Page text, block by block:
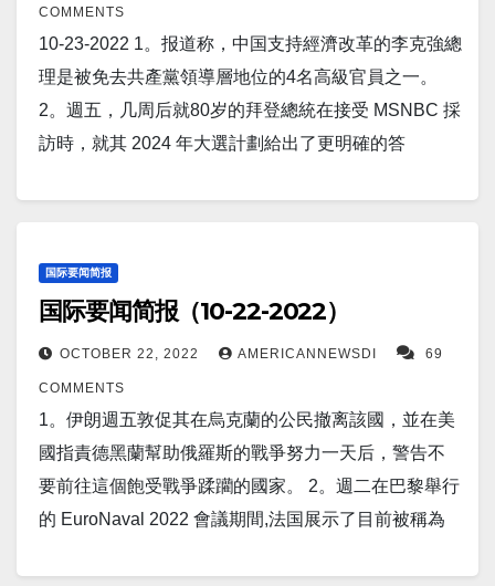
世界疫情 昨日印度新增新冠患者1,046人. 日本新增
22,341人； 中国新增7,638人。 俄罗斯昨日新增新冠
患者5,721人。 以下为华人服务广告区： 衷心感谢大
家的支持！ 顾震帝 2022年11月2日。
相當於約2 億板英尺，以應對需求放緩。 14。UCF 機
械與航空航天工程系副教授 Ranajay Ghosh 和一個團
隊發現，使用月球風化層（月球表面的灰塵和鬆散岩
石）製成的 3D 打印磚能夠承受月球的極端條件。 他
現。 15。美國股市在交易中途大多走高，道瓊斯指數
32,160.81 點，而納斯達克指數下跌 0.18% 至
11,179.07 點。 標準普爾 500 指數也上漲 0.52% 至
28,704人。新增死亡人数415人。 康州新增新冠感染
484人，新增死24人 17。世界疫情 昨日印度新增新冠
患者830人. 日本新增47,706人； 中国新增6,435人。
俄罗斯昨日新增新冠患者6,511人。 以下为华人服务广
告区： 衷心感谢大家的支持！ 顾震帝 2022年10月27
日。
燒殆盡。 10。俄羅斯前外交官鮑里斯·邦達列夫在周日
發表的一次採訪中表示，俄羅斯總統弗拉基米爾·普京
的“運氣已經結束”。邦達列夫於 5 月因俄羅斯入侵東歐
國家而辭去了俄羅斯駐聯合國代表團的職務，並在辭
職信中表示，這場戰爭“不僅是對烏克蘭人民的犯罪，
頓必須帶頭，盟國才會效仿。 12。报道称，一種製造
高性能磁鐵的新方法可以最大限度地減少我們對稀土
元素的依賴。 13。距離我們上次收到中國航天飛機的
戈壁沙漠發射升空。 但這架太空飛機最近發射了推進
器，以上升到更高、更远的軌道，但目标尚不完全清
楚。 14。RadarOnline.com 獲悉，俄羅斯領導人弗拉
基米爾普京的核心圈子擔心他的健康狀況在”迅速惡
普京患有咳嗽、食慾不振和持續噁心，消息人士稱，
中，中國的聲譽迅速惡化，尤其是在西方，如果北京
試圖以武力佔領台灣，那麼很大一部分全球輿論將支
持對台灣提供某種形式的國際幫助。習近平警告
稱，“危險風暴”即將來臨，週日他被確認為打破先例的
第三個任期的中國領導人，而華盛頓警告北京正在加
Swaha 表示，到 2026 年，該國將生產和出口超
過 150,000 輛電動汽車。 9。紐約（路透社）-美國 檢
方周一表示，他們已指控兩名中國公民試圖阻撓起訴
一家中國電信公司，知情人士稱該公司為華為技術有
限公司。 10。英國皇家空軍 (RAF) 提供了一次重大射
擊演習的詳細信息，該演習見證了有史以來數量最多
的先進短程空對空導彈 (ASRAAM) 。總共53 枚導彈
在 10 天內由多個英國皇家空軍中隊的飛行員發射，他
安全發言人約翰·柯比對媒體發表講話說。 5。报道
称，巨大的南極冰山被強大的洋流破成兩半。 6。报道
称，因無法贏得常規戰爭，俄羅斯加速打擊烏克蘭民
用基礎設施。 7。馬庫斯·瓦克特（Markus Wacket）
說，歐盟委員會去年春天警告德國政府不要批准中國
國防部長謝爾蓋紹伊古週日在電話中告訴法國國防部
長，烏克蘭局勢正在迅速惡化並趨向“不受控制的升
公司地平線機器人公司投資總計 20 億美元。 10。根
據該公司週四發布的新聞稿，總部位於新西蘭的農業
科技公司 Robotics Plus 推出了一款自主多用途、模塊
化的農業車輛，可以通過緩解持續的勞動力短缺和簡
化農業任務來徹底改變該行業。 11。报道称，俄羅斯
在烏克蘭發動了”大規模”的襲擊。烏克蘭空軍周六在一
COMMENTS
10-23-2022 1。报道称，中国支持經濟改革的李克強總
理是被免去共產黨領導層地位的4名高級官員之一。
2。週五，几周后就80岁的拜登總統在接受 MSNBC 採
訪時，就其 2024 年大選計劃給出了更明確的答
大會結束前做了兩件重要的事情。一。批准了一個新
的中央委員會，但不包括現任和即將卸任的總理李克
強，也不包括汪洋。二。大會還批准在黨章中增加新
提高了他作為領導人的地位和實力。 4。隨著俄羅斯當
局繼續從烏克蘭南部被佔領的赫爾松大規模撤離平
民，國防分析人士認為，人員流動為莫斯科從該地區
大部分地區撤軍奠定了基礎。 5。埃隆馬斯克表示，如
烏克蘭“和平相處”。 6。报道称，烏克蘭軍隊正在使用
国际要闻简报
国际要闻简报（10-22-2022）
OCTOBER 22, 2022 AMERICANNEWSDI 69
COMMENTS
1。伊朗週五敦促其在烏克蘭的公民撤离該國，並在美
國指責德黑蘭幫助俄羅斯的戰爭努力一天后，警告不
要前往這個飽受戰爭蹂躪的國家。 2。週二在巴黎舉行
的 EuroNaval 2022 會議期間,法国展示了目前被稱為